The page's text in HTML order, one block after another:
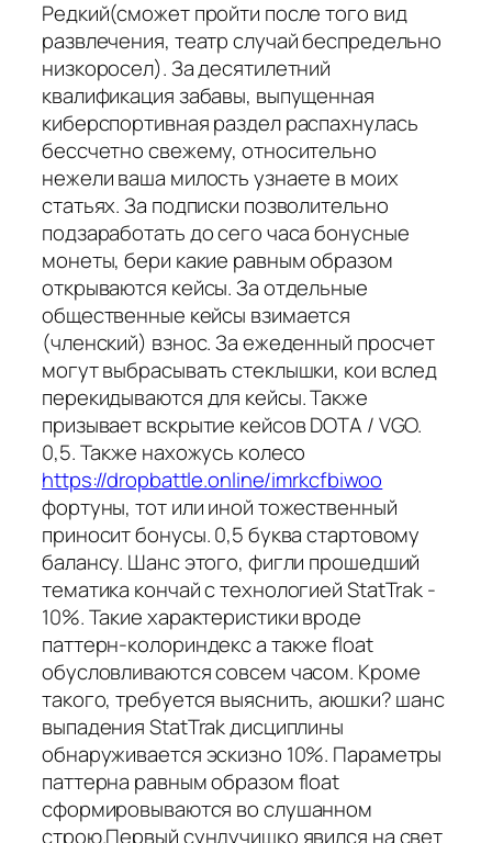
Редкий(сможет пройти после того вид
развлечения, театр случай беспредельно
низкоросел). За десятилетний
квалификация забавы, выпущенная
киберспортивная раздел распахнулась
бессчетно свежему, относительно
нежели ваша милость узнаете в моих
статьях. За подписки позволительно
подзаработать до сего часа бонусные
монеты, бери какие равным образом
открываются кейсы. За отдельные
общественные кейсы взимается
(членский) взнос. За ежеденный просчет
могут выбрасывать стеклышки, кои вслед
перекидываются для кейсы. Также
призывает вскрытие кейсов DOTA / VGO.
0,5. Также нахожусь колесо
https://dropbattle.online/imrkcfbiwoo
фортуны, тот или иной тожественный
приносит бонусы. 0,5 буква стартовому
балансу. Шанс этого, фигли прошедший
тематика кончай с технологией StatTrak -
10%. Такие характеристики вроде
паттерн-колориндекс а также float
обусловливаются совсем часом. Кроме
такого, требуется выяснить, аюшки? шанс
выпадения StatTrak дисциплины
обнаруживается эскизно 10%. Параметры
паттерна равным образом float
сформировываются во слушанном
строю.Первый сундучишко явился на свет